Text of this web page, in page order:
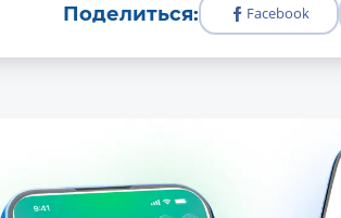
Поделиться: Facebook